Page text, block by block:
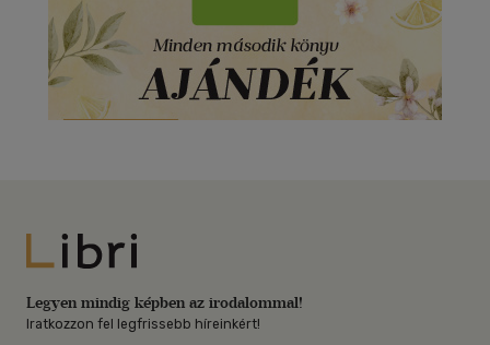
Libri
Legyen mindig képben az irodalommal!
Iratkozzon fel legfrissebb híreinkért!